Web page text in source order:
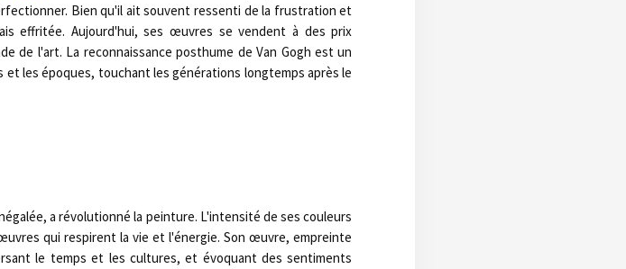
Bien qu'il ait souvent ressenti de la frustration et
effritée. Aujourd'hui, ses œuvres se vendent à des prix
de l'art. La reconnaissance posthume de Van Gogh est un
les époques, touchant les générations longtemps après le
a révolutionné la peinture. L'intensité de ses couleurs
qui respirent la vie et l'énergie. Son œuvre, empreinte
le temps et les cultures, et évoquant des sentiments